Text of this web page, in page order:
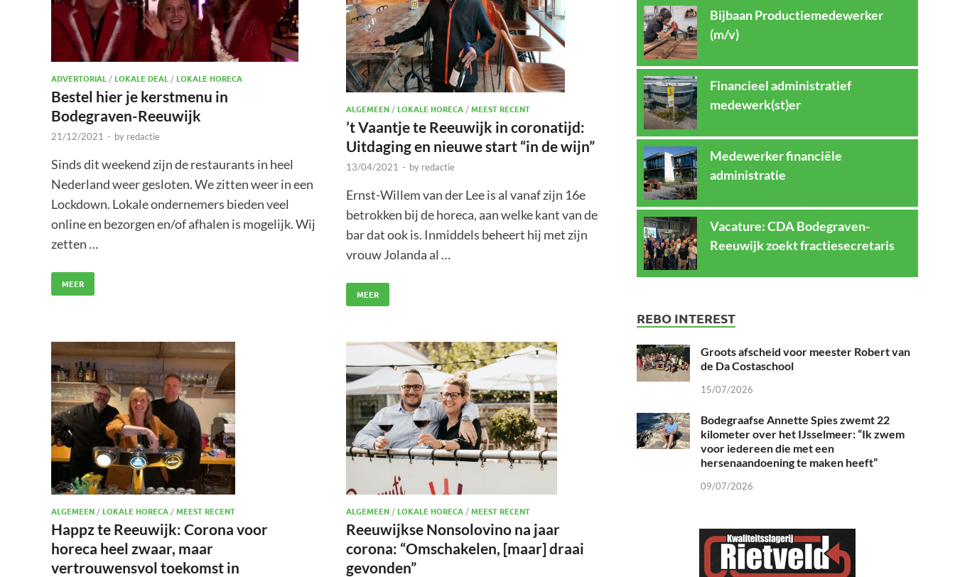
ADVERTORIAL / LOKALE DEAL / LOKALE HORECA
Bestel hier je kerstmenu in
Bodegraven-Reeuwijk
21/12/2021 - by redactie
Sinds dit weekend zijn de restaurants in heel
Nederland weer gesloten. We zitten weer in een
Lockdown. Lokale ondernemers bieden veel
online en bezorgen en/of afhalen is mogelijk. Wij
zetten …
MEER
ALGEMEEN/ LOKALE HORECA/MEEST RECENT
’t Vaantje te Reeuwijk in coronatijd:
Uitdaging en nieuwe start “in de wijn”
13/04/2021 - by redactie
Ernst-Willem van der Lee is al vanaf zijn 16e
betrokken bij de horeca, aan welke kant van de
bar dat ook is. Inmiddels beheert hij met zijn
vrouw Jolanda al …
MEER
ALGEMEEN / LOKALE HORECA /MEEST RECENT
Happz te Reeuwijk: Corona voor
horeca heel zwaar, maar
vertrouwensvol toekomst in
ALGEMEEN/ LOKALE HORECA/MEEST RECENT
Reeuwijkse Nonsolovino na jaar
corona: “Omschakelen, [maar] draai
gevonden”
Bijbaan Productiemedewerker
(m/v)
Financieel administratief
medewerk(st)er
Medewerker financiële
administratie
Vacature: CDA Bodegraven-
Reeuwijk zoekt fractiesecretaris
REBO INTEREST
Groots afscheid voor meester Robert van
de Da Costaschool
15/07/2026
Bodegraafse Annette Spies zwemt 22
kilometer over het IJsselmeer: “Ik zwem
voor iedereen die met een
hersenaandoening te maken heeft”
09/07/2026